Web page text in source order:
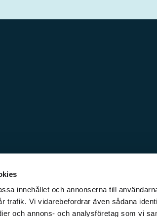
innehållet och annonserna till
trafik. Vi vidarebefordrar även sådana
och annons- och analysföretag som vi